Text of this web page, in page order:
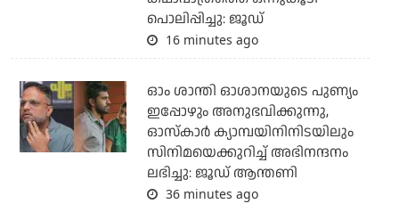
പൊലിപ്പിച്ചു: ജൂഡ്
16 minutes ago
ഓം ശാന്തി ഓശാനയുടെ പുണ്യം
ഇപ്പോഴും അനുഭവിക്കുന്നു,
ഓസ്കാർ ക്യാമ്പയിനിനിടയിലും
സിനിമയെക്കുറിച്ച് അഭിനന്ദനം
ലഭിച്ചു: ജൂഡ് ആന്തണി
36 minutes ago